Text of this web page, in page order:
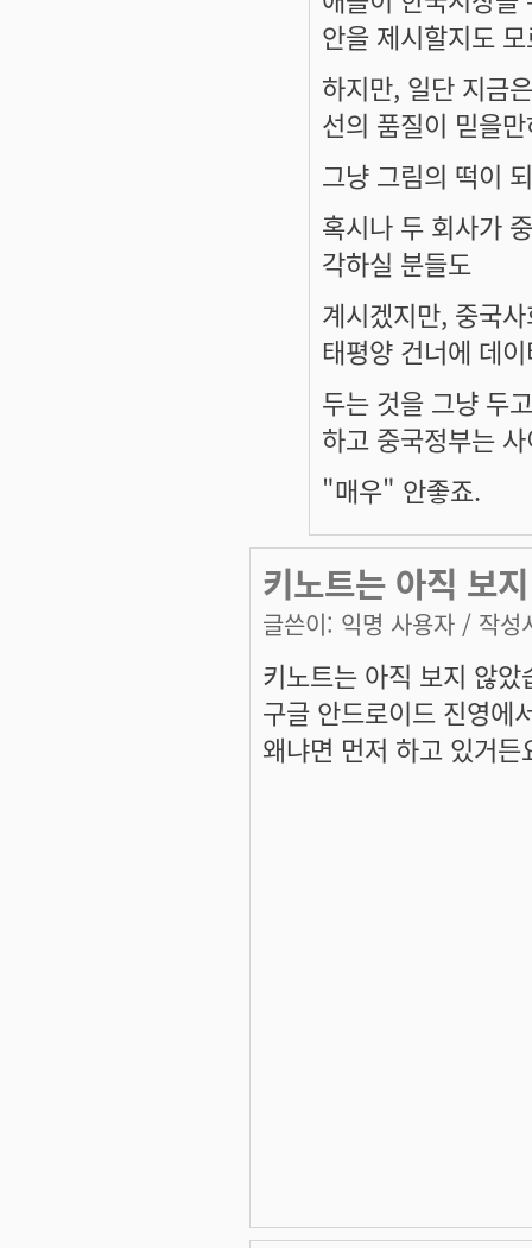
안을 제시할지도
하지만, 일단 지금
선의 품질이 믿을
그냥 그림의 떡이
혹시나 두 회사가
각하실 분들도
계시겠지만, 중국
태평양 건너에 데
두는 것을 그냥 두
하고 중국정부는
"매우" 안좋죠.
키노트는 아직 보
글쓴이: 익명 사용자 / 작성
키노트는 아직 보지 않았
구글 안드로이드 진영에
왜냐면 먼저 하고 있거든